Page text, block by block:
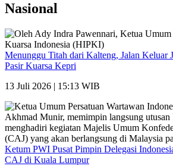
Nasional
Menunggu Titah dari Kalteng, Jalan Keluar
Pasir Kuarsa Kepri
13 Juli 2026 | 15:13 WIB
Ketum PWI Pusat Pimpin Delegasi
CAJ di Kuala Lumpur